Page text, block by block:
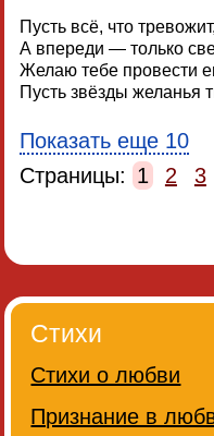
Пусть всё, что
А впереди — только
Желаю тебе провести
Пусть звёзды желанья
Показать еще 10
Страницы: 1 2 3
Стихи
Стихи о любви
Признание в